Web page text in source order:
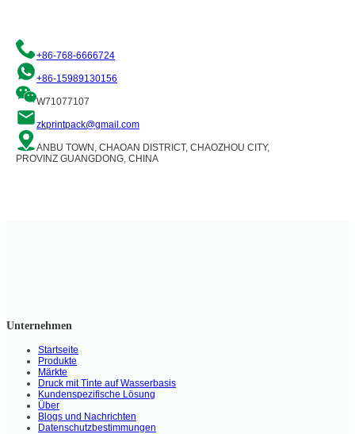
+86-768-6666724
+86-15989130156
W71077107
zkprintpack@gmail.com
ANBU TOWN, CHAOAN DISTRICT, CHAOZHOU CITY,
PROVINZ GUANGDONG, CHINA
Unternehmen
Startseite
Produkte
Märkte
Druck mit Tinte auf Wasserbasis
Kundenspezifische Lösung
Über
Blogs und Nachrichten
Datenschutzbestimmungen